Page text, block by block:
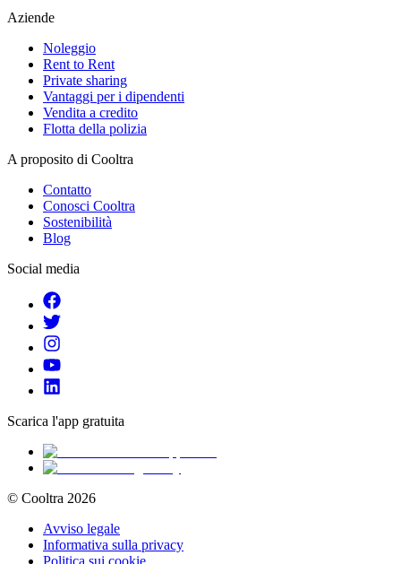
Aziende
Noleggio
Rent to Rent
Private sharing
Vantaggi per i dipendenti
Vendita a credito
Flotta della polizia
A proposito di Cooltra
Contatto
Conosci Cooltra
Sostenibilità
Blog
Social media
Scarica l'app gratuita
© Cooltra 2026
Avviso legale
Informativa sulla privacy
Politica sui cookie